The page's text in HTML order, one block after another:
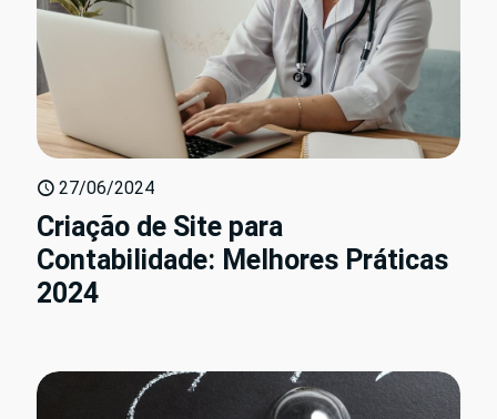
27/06/2024
Criação de Site para
Contabilidade: Melhores Práticas
2024